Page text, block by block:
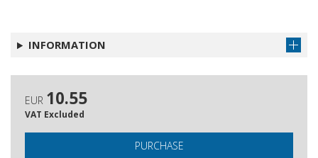
INFORMATION
EUR 10.55
VAT Excluded
PURCHASE